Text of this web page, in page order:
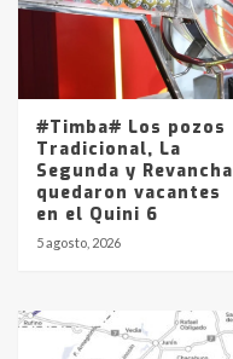
#Timba# Los pozos
Tradicional, La
Segunda y Revancha
quedaron vacantes
en el Quini 6
5 agosto, 2026